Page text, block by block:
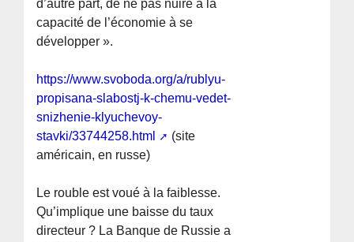
d’autre part, de ne pas nuire à la
capacité de l’économie à se
développer ».
https://www.svoboda.org/a/rublyu-
propisana-slabostj-k-chemu-vedet-
snizhenie-klyuchevoy-
stavki/33744258.html
(site
américain, en russe)
Le rouble est voué à la faiblesse.
Qu’implique une baisse du taux
directeur ? La Banque de Russie a